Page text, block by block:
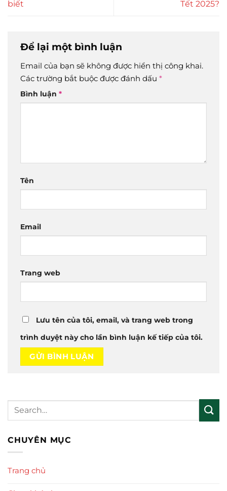
biết Tết 2025?
Để lại một bình luận
Email của bạn sẽ không được hiển thị công khai.
Các trường bắt buộc được đánh dấu *
Bình luận *
Tên
Email
Trang web
Lưu tên của tôi, email, và trang web trong
trình duyệt này cho lần bình luận kế tiếp của tôi.
CHUYÊN MỤC
Trang chủ